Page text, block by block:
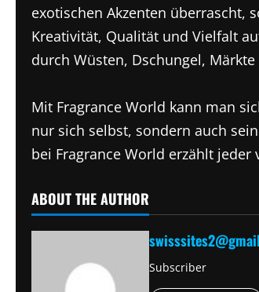
exotischen Akzenten überrascht,
Kreativität, Qualität und Vielfalt
durch Wüsten, Dschungel,
Mit Fragrance World kann man
nur sich selbst, sondern auch
bei Fragrance World erzählt
ABOUT THE AUTHOR
Subscriber